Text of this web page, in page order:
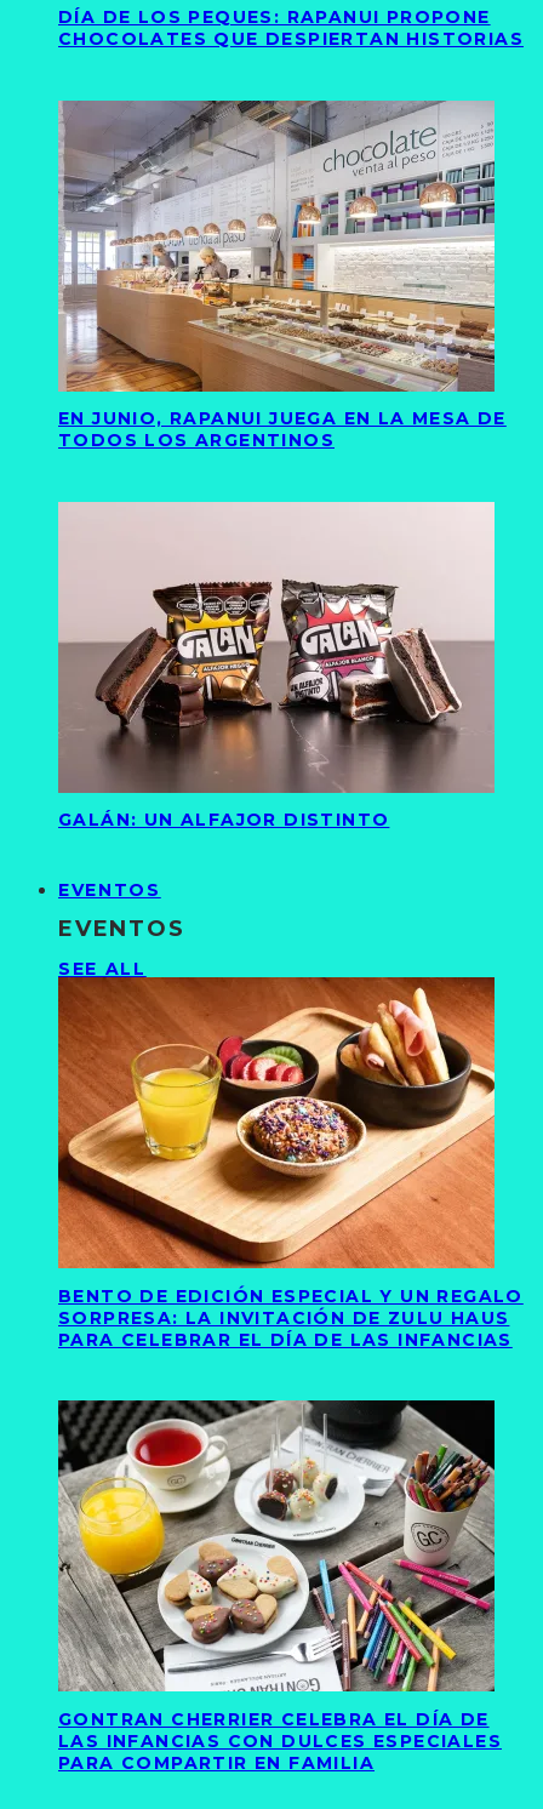
DÍA DE LOS PEQUES: RAPANUI PROPONE
CHOCOLATES QUE DESPIERTAN HISTORIAS
EN JUNIO, RAPANUI JUEGA EN LA MESA DE
TODOS LOS ARGENTINOS
GALÁN: UN ALFAJOR DISTINTO
EVENTOS
EVENTOS
SEE ALL
BENTO DE EDICIÓN ESPECIAL Y UN REGALO
SORPRESA: LA INVITACIÓN DE ZULU HAUS
PARA CELEBRAR EL DÍA DE LAS INFANCIAS
GONTRAN CHERRIER CELEBRA EL DÍA DE
LAS INFANCIAS CON DULCES ESPECIALES
PARA COMPARTIR EN FAMILIA